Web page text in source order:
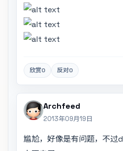
欣赏0 反对0
Archfeed
2013年09月19日
尴尬，好像是有问题，不